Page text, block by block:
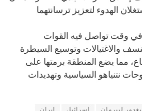
الهدوء لتعزيز ترسانتهما
في وقت تواصل فيه القوات
والاغتيالات وتوسيع السيطرة
مما يضع المنطقة برمتها على
نتنياهو السياسية وتهديدات
ليبرمان إسرائيل إيران